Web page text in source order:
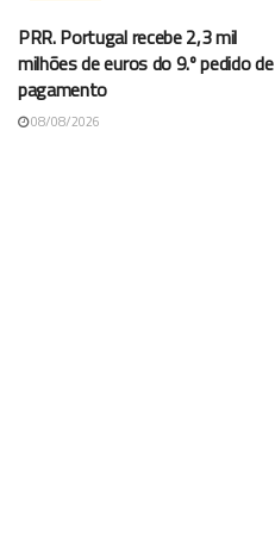
PRR. Portugal recebe 2,3 mil
milhões de euros do 9.º pedido de
pagamento
08/08/2026